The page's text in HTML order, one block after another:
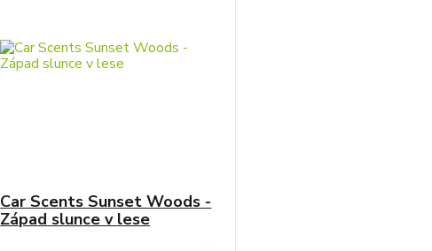
Car Scents Sunset Woods -
Západ slunce v lese